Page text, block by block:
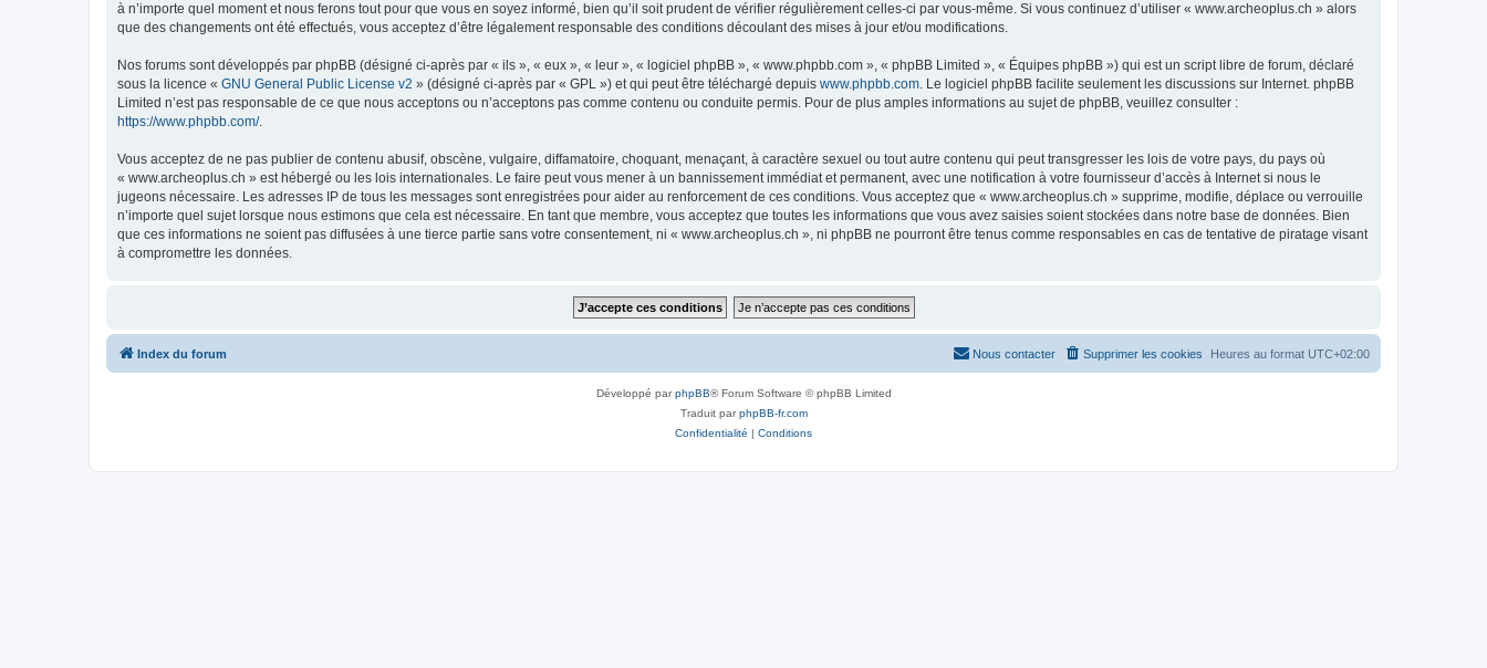
à n’importe quel moment et nous ferons tout pour que vous en soyez informé, bien qu’il soit prudent de vérifier régulièrement celles-ci par vous-même. Si vous continuez d’utiliser « www.archeoplus.ch » alors
que des changements ont été effectués, vous acceptez d’être légalement responsable des conditions découlant des mises à jour et/ou modifications.
Nos forums sont développés par phpBB (désigné ci-après par « ils », « eux », « leur », « logiciel phpBB », « www.phpbb.com », « phpBB Limited », « Équipes phpBB ») qui est un script libre de forum, déclaré
sous la licence « GNU General Public License v2 » (désigné ci-après par « GPL ») et qui peut être téléchargé depuis www.phpbb.com. Le logiciel phpBB facilite seulement les discussions sur Internet. phpBB
Limited n’est pas responsable de ce que nous acceptons ou n’acceptons pas comme contenu ou conduite permis. Pour de plus amples informations au sujet de phpBB, veuillez consulter :
https://www.phpbb.com/.
Vous acceptez de ne pas publier de contenu abusif, obscène, vulgaire, diffamatoire, choquant, menaçant, à caractère sexuel ou tout autre contenu qui peut transgresser les lois de votre pays, du pays où
« www.archeoplus.ch » est hébergé ou les lois internationales. Le faire peut vous mener à un bannissement immédiat et permanent, avec une notification à votre fournisseur d’accès à Internet si nous le
jugeons nécessaire. Les adresses IP de tous les messages sont enregistrées pour aider au renforcement de ces conditions. Vous acceptez que « www.archeoplus.ch » supprime, modifie, déplace ou verrouille
n’importe quel sujet lorsque nous estimons que cela est nécessaire. En tant que membre, vous acceptez que toutes les informations que vous avez saisies soient stockées dans notre base de données. Bien
que ces informations ne soient pas diffusées à une tierce partie sans votre consentement, ni « www.archeoplus.ch », ni phpBB ne pourront être tenus comme responsables en cas de tentative de piratage visant
à compromettre les données.
Index du forum Heures au format UTC+02:00
Supprimer les cookies
Nous contacter
Développé parphpBB® Forum Software © phpBB Limited
Traduit parphpBB-fr.com
Confidentialité | Conditions